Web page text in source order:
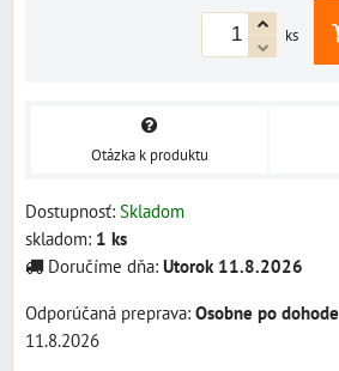
ks
Otázka k produktu
Dostupnosť: Skladom
skladom: 1 ks
Doručíme dňa: Utorok 11.8.2026
Osobne po dohode
11.8.2026